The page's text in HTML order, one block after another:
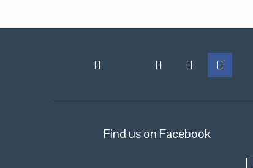
Find us on Facebook